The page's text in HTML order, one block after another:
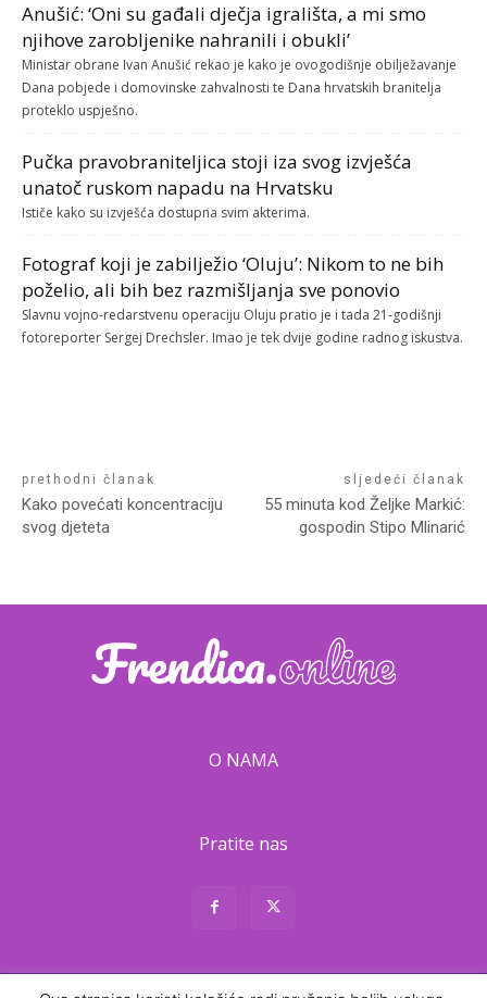
Anušić: ‘Oni su gađali dječja igrališta, a mi smo
njihove zarobljenike nahranili i obukli’
Ministar obrane Ivan Anušić rekao je kako je ovogodišnje obilježavanje
Dana pobjede i domovinske zahvalnosti te Dana hrvatskih branitelja
proteklo uspješno.
Pučka pravobraniteljica stoji iza svog izvješća
unatoč ruskom napadu na Hrvatsku
Ističe kako su izvješća dostupna svim akterima.
Fotograf koji je zabilježio ‘Oluju’: Nikom to ne bih
poželio, ali bih bez razmišljanja sve ponovio
Slavnu vojno-redarstvenu operaciju Oluju pratio je i tada 21-godišnji
fotoreporter Sergej Drechsler. Imao je tek dvije godine radnog iskustva.
prethodni članak
Kako povećati koncentraciju
svog djeteta
sljedeći članak
55 minuta kod Željke Markić:
gospodin Stipo Mlinarić
O NAMA
Pratite nas